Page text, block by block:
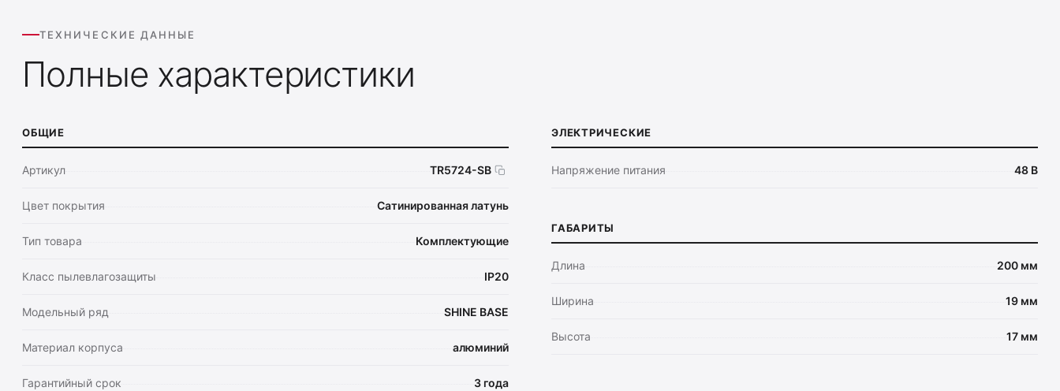
ТЕХНИЧЕСКИЕ ДАННЫЕ
Полные характеристики
ОБЩИЕ
Артикул TR5724-SB
Цвет покрытия Сатинированная латунь
Тип товара Комплектующие
Класс пылевлагозащиты IP20
Модельный ряд SHINE BASE
Материал корпуса алюминий
Гарантийный срок 3 года
ЭЛЕКТРИЧЕСКИЕ
Напряжение питания 48 В
ГАБАРИТЫ
Длина 200 мм
Ширина 19 мм
Высота 17 мм